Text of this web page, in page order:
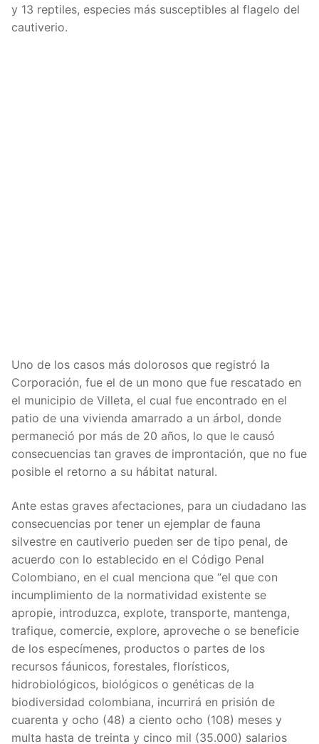
y 13 reptiles, especies más susceptibles al flagelo del
cautiverio.
Uno de los casos más dolorosos que registró la
Corporación, fue el de un mono que fue rescatado en
el municipio de Villeta, el cual fue encontrado en el
patio de una vivienda amarrado a un árbol, donde
permaneció por más de 20 años, lo que le causó
consecuencias tan graves de improntación, que no fue
posible el retorno a su hábitat natural.
Ante estas graves afectaciones, para un ciudadano las
consecuencias por tener un ejemplar de fauna
silvestre en cautiverio pueden ser de tipo penal, de
acuerdo con lo establecido en el Código Penal
Colombiano, en el cual menciona que “el que con
incumplimiento de la normatividad existente se
apropie, introduzca, explote, transporte, mantenga,
trafique, comercie, explore, aproveche o se beneficie
de los especímenes, productos o partes de los
recursos fáunicos, forestales, florísticos,
hidrobiológicos, biológicos o genéticas de la
biodiversidad colombiana, incurrirá en prisión de
cuarenta y ocho (48) a ciento ocho (108) meses y
multa hasta de treinta y cinco mil (35.000) salarios